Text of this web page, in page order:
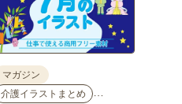
マガジン
介護イラストまとめ